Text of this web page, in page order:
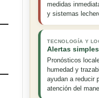
medidas
y sistemas
TECNOLOGÍA Y
Alertas
Pronósticos
humedad y
ayudan a reducir
atención del